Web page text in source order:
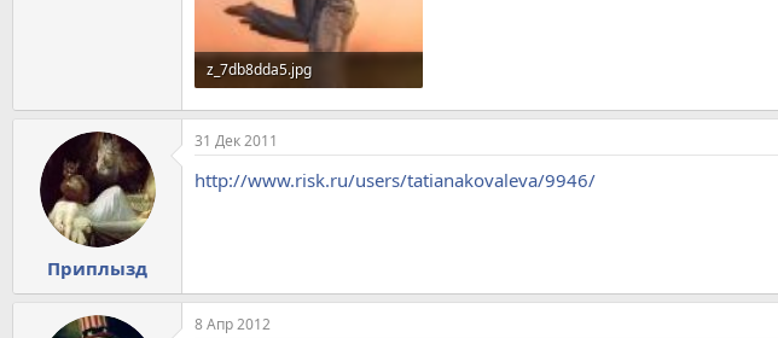
z_7db8dda5.jpg
66,7 KB · Просмотры: 527
Приплызд
31 Дек 2011
http://www.risk.ru/users/tatianakovaleva/9946/
8 Апр 2012